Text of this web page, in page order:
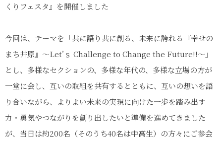
くりフェスタ』を開催しました
今回は、テーマを「共に語り共に創る、未来に誇れる『幸せの
まち井原』～Let’ｓ Challenge to Change the Future!!～」
とし、多様なセクションの、多様な年代の、多様な立場の方が
一堂に会し、互いの取組を共有するとともに、互いの想いを語
り合いながら、よりよい未来の実現に向けた一歩を踏み出す
力・勇気やつながりを創り出したいと準備を進めてきました
が、当日は約200名（そのうち40名は中高生）の方々にご参会